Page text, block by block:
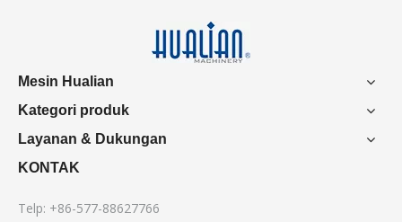
Mesin Hualian
Kategori produk
Layanan & Dukungan
KONTAK
Telp: +86-577-88627766